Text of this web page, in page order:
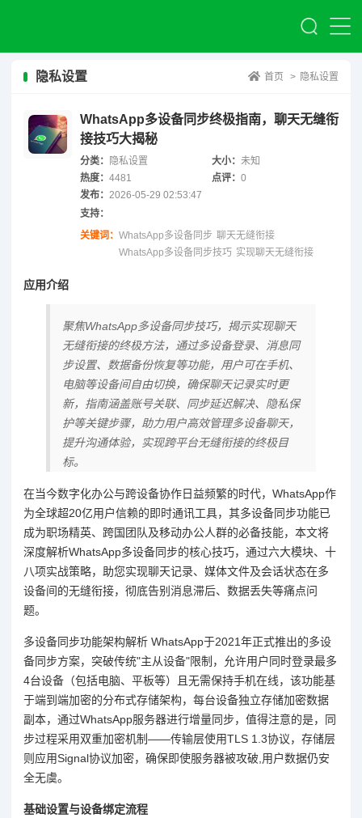
隐私设置 首页 > 隐私设置
WhatsApp多设备同步终极指南，聊天无缝衔
接技巧大揭秘
分类： 隐私设置 大小：未知
热度： 4481 点评：0
发布： 2026-05-29 02:53:47
支持：
关键词： WhatsApp多设备同步 聊天无缝衔接
WhatsApp多设备同步技巧 实现聊天无缝衔接
应用介绍
聚焦WhatsApp多设备同步技巧，揭示实现聊天
无缝衔接的终极方法，通过多设备登录、消息同
步设置、数据备份恢复等功能，用户可在手机、
电脑等设备间自由切换，确保聊天记录实时更
新，指南涵盖账号关联、同步延迟解决、隐私保
护等关键步骤，助力用户高效管理多设备聊天，
提升沟通体验，实现跨平台无缝衔接的终极目
标。
在当今数字化办公与跨设备协作日益频繁的时代，WhatsApp作
为全球超20亿用户信赖的即时通讯工具，其多设备同步功能已
成为职场精英、跨国团队及移动办公人群的必备技能，本文将
深度解析WhatsApp多设备同步的核心技巧，通过六大模块、十
八项实战策略，助您实现聊天记录、媒体文件及会话状态在多
设备间的无缝衔接，彻底告别消息滞后、数据丢失等痛点问
题。
多设备同步功能架构解析 WhatsApp于2021年正式推出的多设
备同步方案，突破传统"主从设备"限制，允许用户同时登录最多
4台设备（包括电脑、平板等）且无需保持手机在线，该功能基
于端到端加密的分布式存储架构，每台设备独立存储加密数据
副本，通过WhatsApp服务器进行增量同步，值得注意的是，同
步过程采用双重加密机制——传输层使用TLS 1.3协议，存储层
则应用Signal协议加密，确保即使服务器被攻破,用户数据仍安
全无虞。
基础设置与设备绑定流程